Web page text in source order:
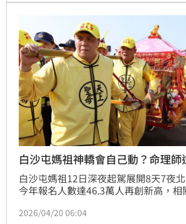
穎就忍不住發文表示，「現場只逮捕
社會法治信任，政府該掃黑了」。
白沙屯媽祖神轎會自己動？命理師
白沙屯媽祖12日深夜起駕展開8天7夜
今年報名人數達46.3萬人再創新高，相
此，命理專家陳欽煜在社群平台「逆風
2026/04/20 06:04